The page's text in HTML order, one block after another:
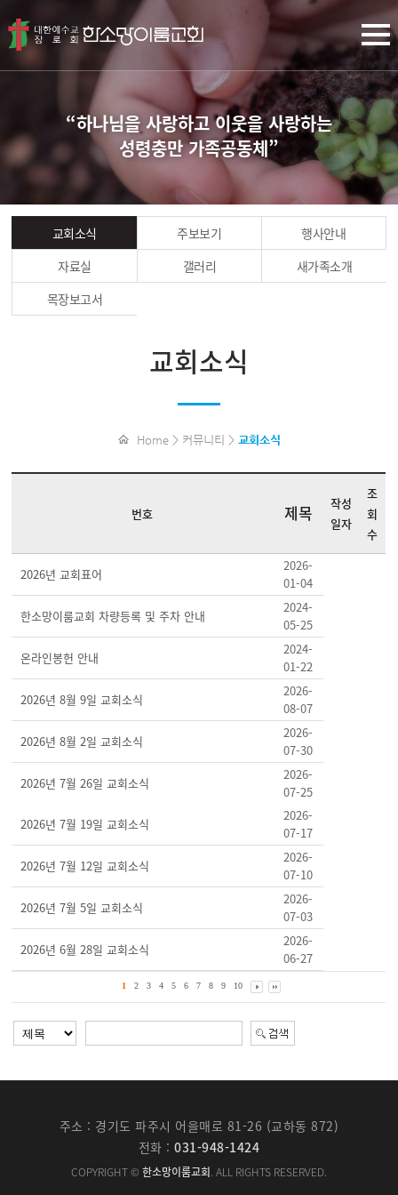
“하나님을 사랑하고 이웃을 사랑하는
성령충만 가족공동체”
교회소식 주보보기
행사안내
자료실
갤러리
새가족소개
목장보고서
교회소식
Home > 커뮤니티 > 교회소식
번호 제목
작성
일자
조
회
수
2026년 교회표어
2026-
01-04
한소망이룸교회 차량등록 및 주차 안내
2024-
05-25
온라인봉헌 안내
2024-
01-22
2026년 8월 9일 교회소식
2026-
08-07
2026년 8월 2일 교회소식
2026-
07-30
2026년 7월 26일 교회소식
2026-
07-25
2026년 7월 19일 교회소식
2026-
07-17
2026년 7월 12일 교회소식
2026-
07-10
2026년 7월 5일 교회소식
2026-
07-03
2026년 6월 28일 교회소식
2026-
06-27
1 2 3 4 5 6 7 8 9 10
주소 : 경기도 파주시 어을매로 81-26 (교하동 872)
전화 :031-948-1424
COPYRIGHT © 한소망이룸교회. ALL RIGHTS RESERVED.